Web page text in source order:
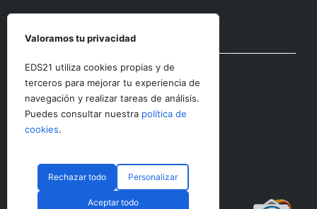
Otras secciones
Contacto
© CopyRight 2023 RRHHDigital
Valoramos tu privacidad
EDS21 utiliza cookies propias y de
terceros para mejorar tu experiencia de
navegación y realizar tareas de análisis.
Puedes consultar nuestra política de
cookies.
Rechazar todo Personalizar
Aceptar todo